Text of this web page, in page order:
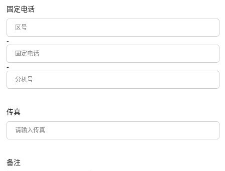
固定电话
-
-
传真
备注